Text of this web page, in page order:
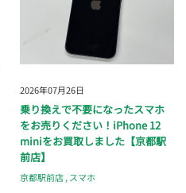
2026年07月26日
乗り換えで不要になったスマホ
をお売りください！iPhone 12
miniをお買取しました【京都駅
前店】
京都駅前店, スマホ